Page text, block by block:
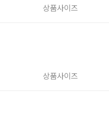
상품사이즈
상품사이즈